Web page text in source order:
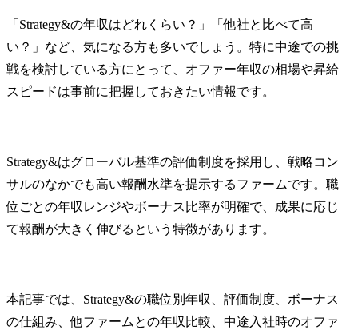
「Strategy&の年収はどれくらい？」「他社と比べて高
い？」など、気になる方も多いでしょう。特に中途での挑
戦を検討している方にとって、オファー年収の相場や昇給
スピードは事前に把握しておきたい情報です。
Strategy&はグローバル基準の評価制度を採用し、戦略コン
サルのなかでも高い報酬水準を提示するファームです。職
位ごとの年収レンジやボーナス比率が明確で、成果に応じ
て報酬が大きく伸びるという特徴があります。
本記事では、Strategy&の職位別年収、評価制度、ボーナス
の仕組み、他ファームとの年収比較、中途入社時のオファ